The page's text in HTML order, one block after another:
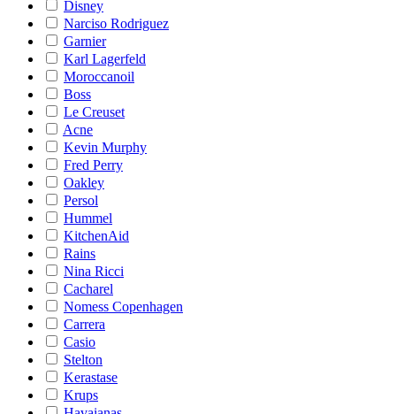
Disney
Narciso Rodriguez
Garnier
Karl Lagerfeld
Moroccanoil
Boss
Le Creuset
Acne
Kevin Murphy
Fred Perry
Oakley
Persol
Hummel
KitchenAid
Rains
Nina Ricci
Cacharel
Nomess Copenhagen
Carrera
Casio
Stelton
Kerastase
Krups